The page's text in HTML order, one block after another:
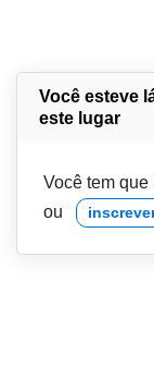
Você esteve
este lugar
Você tem
ou